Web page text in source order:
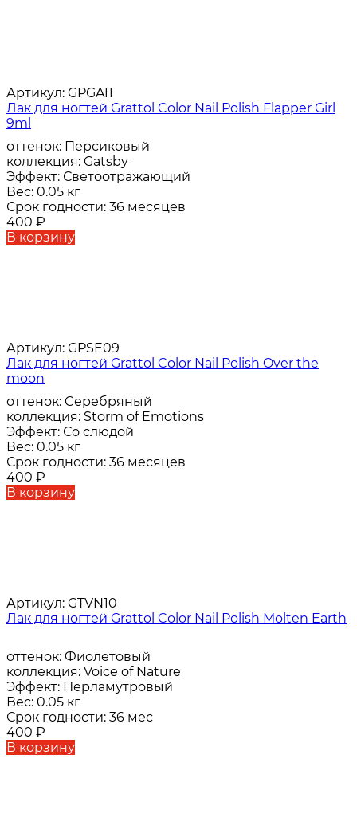
Артикул: GPGA11
Лак для ногтей Grattol Color Nail Polish Flapper Girl
9ml
оттенок: Персиковый
коллекция: Gatsby
Эффект: Светоотражающий
Вес: 0.05 кг
Срок годности: 36 месяцев
400 ₽
В корзину
Артикул: GPSE09
Лак для ногтей Grattol Color Nail Polish Over the
moon
оттенок: Cеребряный
коллекция: Storm of Emotions
Эффект: Со слюдой
Вес: 0.05 кг
Срок годности: 36 месяцев
400 ₽
В корзину
Артикул: GTVN10
Лак для ногтей Grattol Color Nail Polish Molten Earth
оттенок: Фиолетовый
коллекция: Voice of Nature
Эффект: Перламутровый
Вес: 0.05 кг
Срок годности: 36 мес
400 ₽
В корзину